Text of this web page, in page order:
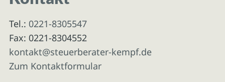
Tel.: 0221-8305547
Fax: 0221-8304552
kontakt@steuerberater-kempf.de
Zum Kontaktformular